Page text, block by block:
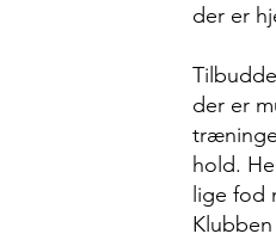
der er
der er
hold.
lige fod